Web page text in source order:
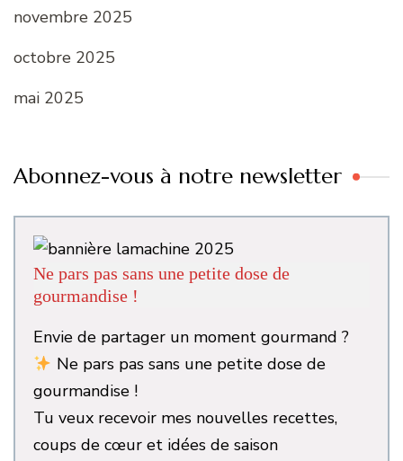
novembre 2025
octobre 2025
mai 2025
Abonnez-vous à notre newsletter
Ne pars pas sans une petite dose de
gourmandise !
Envie de partager un moment gourmand ?
Ne pars pas sans une petite dose de
gourmandise !
Tu veux recevoir mes nouvelles recettes,
coups de cœur et idées de saison